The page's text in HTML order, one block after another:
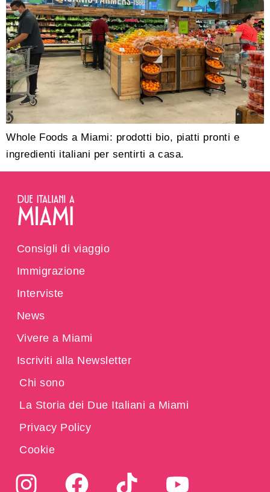
Whole Foods a Miami: prodotti bio, piatti pronti e
ingredienti italiani per sentirti a casa.
Consigli di viaggio
Immigrazione
Interviste
News
Vivere a Miami
Iscriviti alla Newsletter
Chi sono
La Storia dei Due Italiani a Miami
Privacy Policy
Cookie